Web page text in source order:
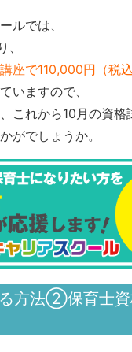
ルでは、
座で110,000円（税
いますので、
これから10月の資
がでしょうか。
る方法②保育士